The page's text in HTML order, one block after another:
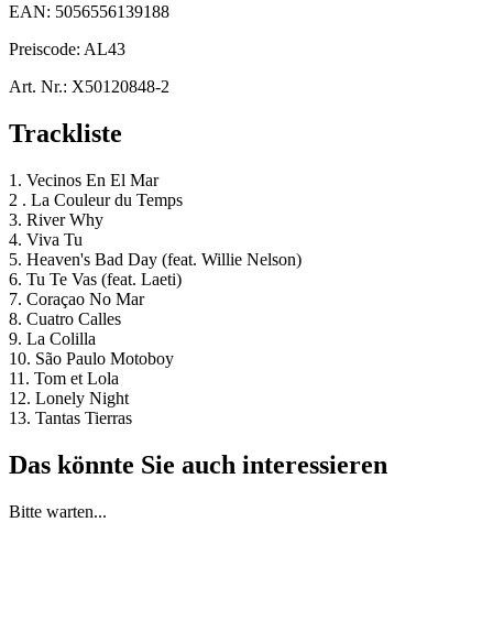
EAN: 5056556139188
Preiscode: AL43
Art. Nr.: X50120848-2
Trackliste
1. Vecinos En El Mar
2 . La Couleur du Temps
3. River Why
4. Viva Tu
5. Heaven's Bad Day (feat. Willie Nelson)
6. Tu Te Vas (feat. Laeti)
7. Coraçao No Mar
8. Cuatro Calles
9. La Colilla
10. São Paulo Motoboy
11. Tom et Lola
12. Lonely Night
13. Tantas Tierras
Das könnte Sie auch interessieren
Bitte warten...